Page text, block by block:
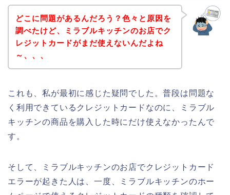
どこに問題があるんだろう？色々と原因を
調べたけど、ミラブルキッチンのお店でク
レジットカードがまだ使えないんだよね
～、、、
これも、私が最初に感じた疑問でした。普段は問題な
く利用できているクレジットカードなのに、ミラブル
キッチンの商品を購入した時にだけ使えなかったんで
す。
そして、ミラブルキッチンのお店でクレジットカード
エラーが起きた人は、一度、ミラブルキッチンのホー